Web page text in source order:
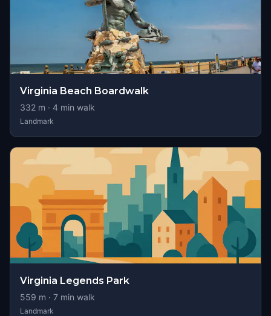
Virginia Beach Boardwalk
332 m · 4 min walk
Landmark
Virginia Legends Park
559 m · 7 min walk
Landmark